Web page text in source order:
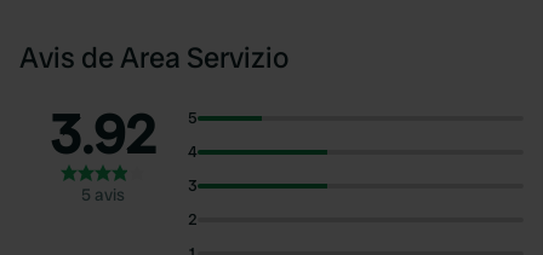
Avis de Area Servizio
3.92
5 avis
5
4
3
2